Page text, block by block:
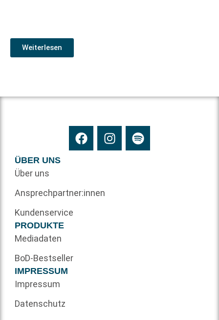
Weiterlesen
ÜBER UNS
Über uns
Ansprechpartner:innen
Kundenservice
PRODUKTE
Mediadaten
BoD-Bestseller
IMPRESSUM
Impressum
Datenschutz